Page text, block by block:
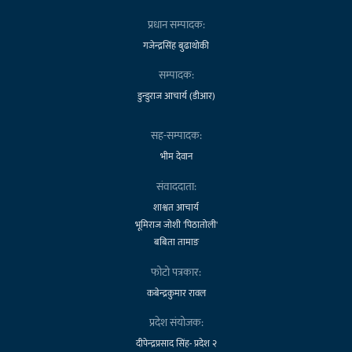
प्रधान सम्पादक:
गजेन्द्रसिंह बुढाथोकी
सम्पादक:
डुन्डुराज आचार्य (डीआर)
सह-सम्पादक:
भीम देवान
संवाददाता:
शाश्वत आचार्य
भूमिराज जोशी 'पिठातोली'
बबिता तामाङ
फोटो पत्रकार:
कबेन्द्रकुमार रावल
प्रदेश संयोजक:
दीपेन्द्रप्रसाद सिंह- प्रदेश २